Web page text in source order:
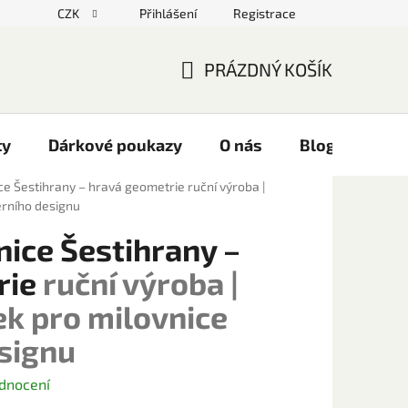
CZK Přihlášení Registrace
KOŠÍK
PRÁZDNÝ KOŠÍK
Dárkové poukazy O nás Blog
Šestihrany – hravá geometrie ruční výroba |
designu
Šestihrany –
ruční výroba |
pro milovnice